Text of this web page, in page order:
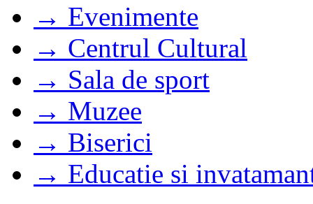
→ Evenimente
→ Centrul Cultural
→ Sala de sport
→ Muzee
→ Biserici
→ Educatie si